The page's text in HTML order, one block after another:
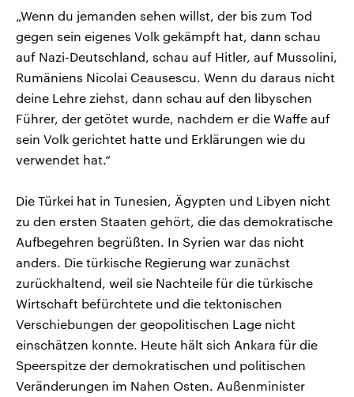
„Wenn du jemanden sehen willst, der bis zum Tod
gegen sein eigenes Volk gekämpft hat, dann schau
auf Nazi-Deutschland, schau auf Hitler, auf Mussolini,
Rumäniens Nicolai Ceausescu. Wenn du daraus nicht
deine Lehre ziehst, dann schau auf den libyschen
Führer, der getötet wurde, nachdem er die Waffe auf
sein Volk gerichtet hatte und Erklärungen wie du
verwendet hat.“
Die Türkei hat in Tunesien, Ägypten und Libyen nicht
zu den ersten Staaten gehört, die das demokratische
Aufbegehren begrüßten. In Syrien war das nicht
anders. Die türkische Regierung war zunächst
zurückhaltend, weil sie Nachteile für die türkische
Wirtschaft befürchtete und die tektonischen
Verschiebungen der geopolitischen Lage nicht
einschätzen konnte. Heute hält sich Ankara für die
Speerspitze der demokratischen und politischen
Veränderungen im Nahen Osten. Außenminister